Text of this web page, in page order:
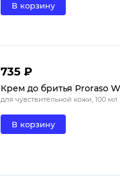
В корзину
735 ₽
Крем до бритья Proraso
для чувствительной кожи, 100 мл
В корзину